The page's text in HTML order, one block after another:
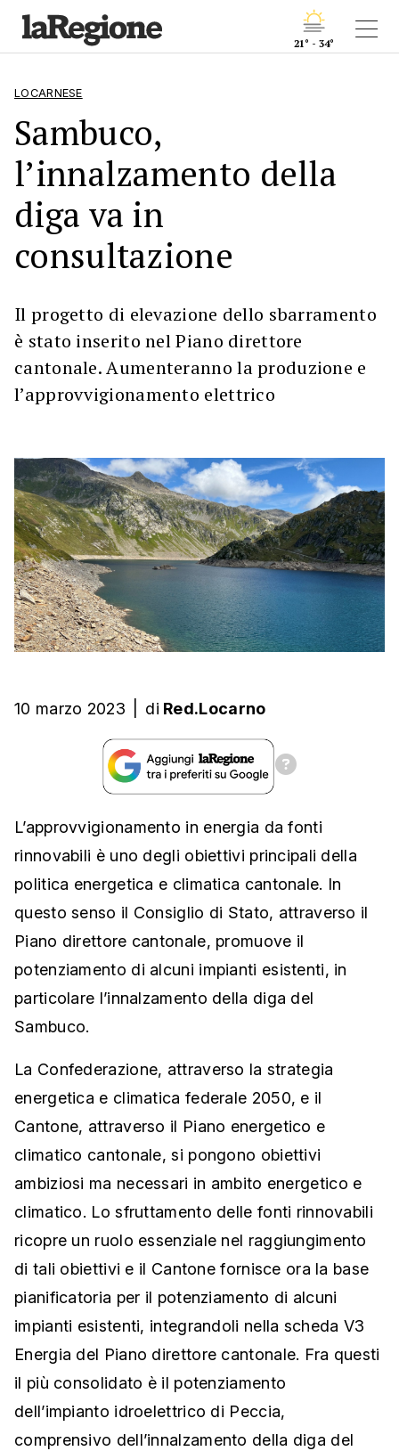
21° - 34°
LOCARNESE
Sambuco,
l’innalzamento della
diga va in
consultazione
Il progetto di elevazione dello sbarramento
è stato inserito nel Piano direttore
cantonale. Aumenteranno la produzione e
l’approvvigionamento elettrico
10 marzo 2023 di Red.Locarno
L’approvvigionamento in energia da fonti
rinnovabili è uno degli obiettivi principali della
politica energetica e climatica cantonale. In
questo senso il Consiglio di Stato, attraverso il
Piano direttore cantonale, promuove il
potenziamento di alcuni impianti esistenti, in
particolare l’innalzamento della diga del
Sambuco.
La Confederazione, attraverso la strategia
energetica e climatica federale 2050, e il
Cantone, attraverso il Piano energetico e
climatico cantonale, si pongono obiettivi
ambiziosi ma necessari in ambito energetico e
climatico. Lo sfruttamento delle fonti rinnovabili
ricopre un ruolo essenziale nel raggiungimento
di tali obiettivi e il Cantone fornisce ora la base
pianificatoria per il potenziamento di alcuni
impianti esistenti, integrandoli nella scheda V3
Energia del Piano direttore cantonale. Fra questi
il più consolidato è il potenziamento
dell’impianto idroelettrico di Peccia,
comprensivo dell’innalzamento della diga del